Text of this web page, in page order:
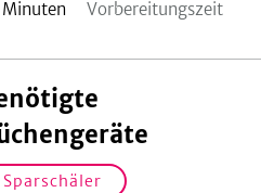
Minuten Vorbereitungszeit
Sparschäler